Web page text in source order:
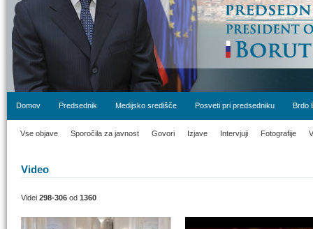
Domov Predsednik Medijsko središče Posveti pri predsedniku Brdo
Vse objave Sporočila za javnost Govori Izjave Intervjuji Fotografije
Video
Videi 298-306 od 1360